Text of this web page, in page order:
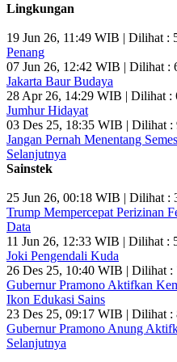
Lingkungan
19 Jun 26, 11:49 WIB | Dilihat :
Penang
07 Jun 26, 12:42 WIB | Dilihat :
Jakarta Baur Budaya
28 Apr 26, 14:29 WIB | Dilihat :
Jumhur Hidayat
03 Des 25, 18:35 WIB | Dilihat :
Jangan Pernah Menentang
Selanjutnya
Sainstek
25 Jun 26, 00:18 WIB | Dilihat :
Trump Mempercepat Perizinan
Data
11 Jun 26, 12:33 WIB | Dilihat :
Joki Pengendali Kuda
26 Des 25, 10:40 WIB | Dilihat :
Gubernur Pramono Aktifkan
Ikon Edukasi Sains
23 Des 25, 09:17 WIB | Dilihat :
Gubernur Pramono Anung
Selanjutnya